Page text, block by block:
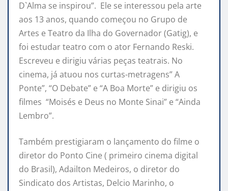
D`Alma se inspirou”. Ele se interessou pela arte
aos 13 anos, quando começou no Grupo de
Artes e Teatro da Ilha do Governador (Gatig), e
foi estudar teatro com o ator Fernando Reski.
Escreveu e dirigiu várias peças teatrais. No
cinema, já atuou nos curtas-metragens” A
Ponte”, “O Debate” e “A Boa Morte” e dirigiu os
filmes “Moisés e Deus no Monte Sinai” e “Ainda
Lembro”.
Também prestigiaram o lançamento do filme o
diretor do Ponto Cine ( primeiro cinema digital
do Brasil), Adailton Medeiros, o diretor do
Sindicato dos Artistas, Delcio Marinho, o